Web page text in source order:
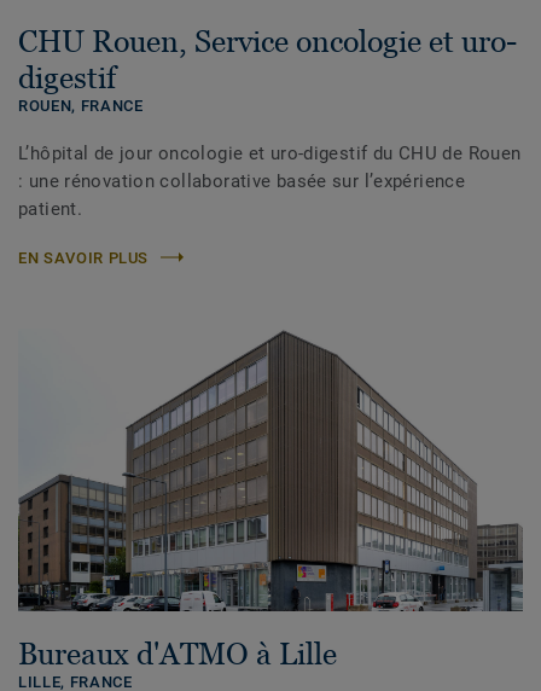
CHU Rouen, Service oncologie et uro-
digestif
ROUEN, FRANCE
L’hôpital de jour oncologie et uro-digestif du CHU de Rouen
: une rénovation collaborative basée sur l’expérience
patient.
EN SAVOIR PLUS
Bureaux d'ATMO à Lille
LILLE, FRANCE